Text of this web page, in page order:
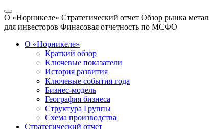
О «Норникеле» Стратегический отчет Обзор рынка
для инвесторов Финасовая отчетность по МСФО
О «Норникеле»
Краткий обзор
Ключевые показатели
История развития
Ключевые события года
Бизнес-модель
География бизнеса
Структура Группы
Схема производства
Стратегический отчет